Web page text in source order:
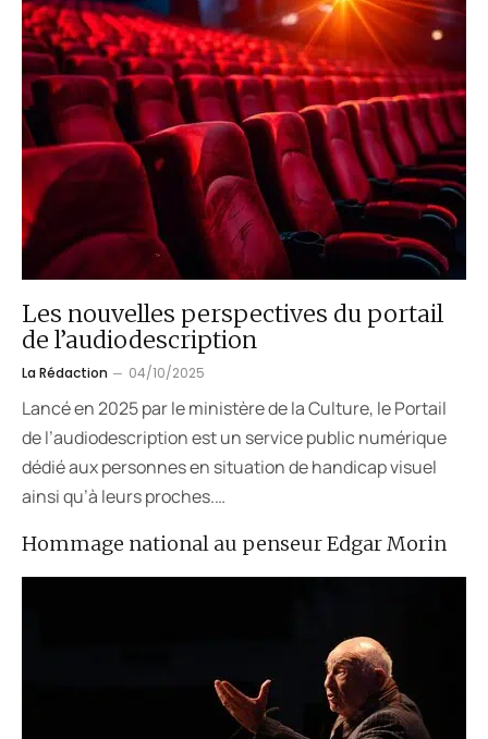
Hommage national au penseur Edgar Morin
Les nouvelles perspectives du portail
de l’audiodescription
La Rédaction 04/10/2025
Lancé en 2025 par le ministère de la Culture, le Portail
de l’audiodescription est un service public numérique
dédié aux personnes en situation de handicap visuel
ainsi qu’à leurs proches.…